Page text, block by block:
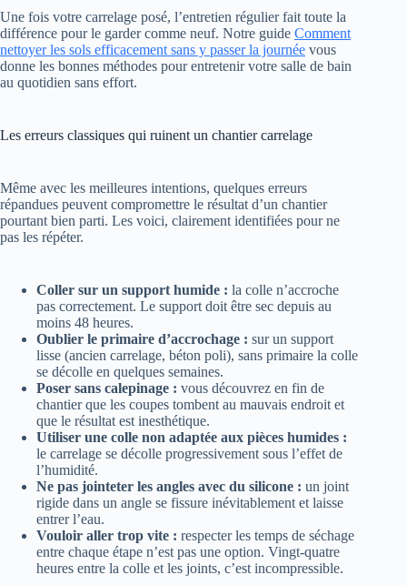
Une fois votre carrelage posé, l’entretien régulier fait toute la
différence pour le garder comme neuf. Notre guide Comment
nettoyer les sols efficacement sans y passer la journée vous
donne les bonnes méthodes pour entretenir votre salle de bain
au quotidien sans effort.
Les erreurs classiques qui ruinent un chantier carrelage
Même avec les meilleures intentions, quelques erreurs
répandues peuvent compromettre le résultat d’un chantier
pourtant bien parti. Les voici, clairement identifiées pour ne
pas les répéter.
Coller sur un support humide : la colle n’accroche
pas correctement. Le support doit être sec depuis au
moins 48 heures.
Oublier le primaire d’accrochage : sur un support
lisse (ancien carrelage, béton poli), sans primaire la colle
se décolle en quelques semaines.
Poser sans calepinage : vous découvrez en fin de
chantier que les coupes tombent au mauvais endroit et
que le résultat est inesthétique.
Utiliser une colle non adaptée aux pièces humides :
le carrelage se décolle progressivement sous l’effet de
l’humidité.
Ne pas jointeter les angles avec du silicone : un joint
rigide dans un angle se fissure inévitablement et laisse
entrer l’eau.
Vouloir aller trop vite : respecter les temps de séchage
entre chaque étape n’est pas une option. Vingt-quatre
heures entre la colle et les joints, c’est incompressible.